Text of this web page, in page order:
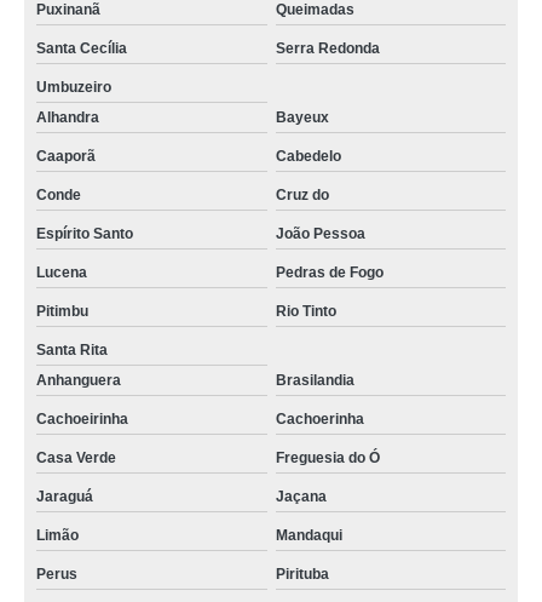
Puxinanã Queimadas
Santa Cecília Serra Redonda
Umbuzeiro
Alhandra
Bayeux
Caaporã Cabedelo
Conde Cruz do
Espírito Santo João Pessoa
Lucena Pedras de Fogo
Pitimbu Rio Tinto
Santa Rita
Anhanguera
Brasilandia
Cachoeirinha Cachoerinha
Casa Verde Freguesia do Ó
Jaraguá Jaçana
Limão Mandaqui
Perus Pirituba